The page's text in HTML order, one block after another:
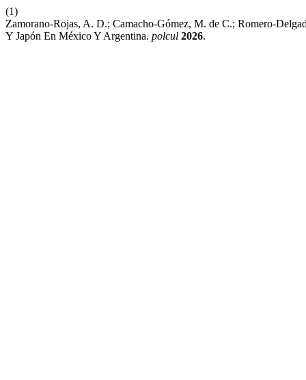
(1)
Zamorano-Rojas, A. D.; Camacho-Gómez, M. de C.; Romero-
Y Japón En México Y Argentina. polcul 2026.